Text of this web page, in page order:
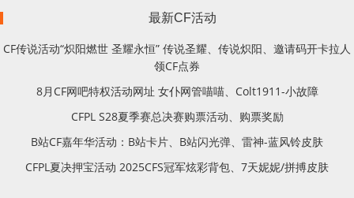
最新CF活动
CF传说活动“炽阳燃世 圣耀永恒” 传说圣耀、传说炽阳、邀请码开卡拉人
领CF点券
8月CF网吧特权活动网址 女仆网管喵喵、Colt1911-小故障
CFPL S28夏季赛总决赛购票活动、购票奖励
B站CF嘉年华活动：B站卡片、B站闪光弹、雷神-蓝风铃皮肤
CFPL夏决押宝活动 2025CFS冠军炫彩背包、7天妮妮/拼搏皮肤